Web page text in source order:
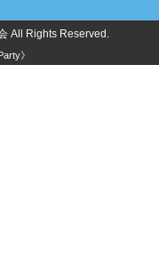
All Rights Reserved.
》